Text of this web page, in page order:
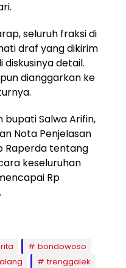
seluruh fraksi di
draf yang dikirim
diskusinya detail.
dianggarkan ke
Salwa Arifin,
Nota Penjelasan
Raperda tentang
keseluruhan
Rp
bondowoso
trenggalek